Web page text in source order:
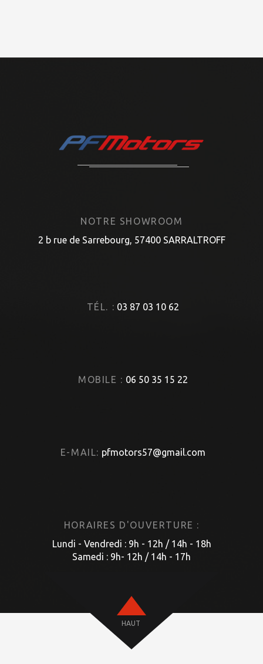
NOTRE SHOWROOM
2 b rue de Sarrebourg, 57400 SARRALTROFF
TÉL. : 03 87 03 10 62
MOBILE : 06 50 35 15 22
E-MAIL: pfmotors57@gmail.com
HORAIRES D'OUVERTURE :
Lundi - Vendredi : 9h - 12h / 14h - 18h
Samedi : 9h- 12h / 14h - 17h
HAUT